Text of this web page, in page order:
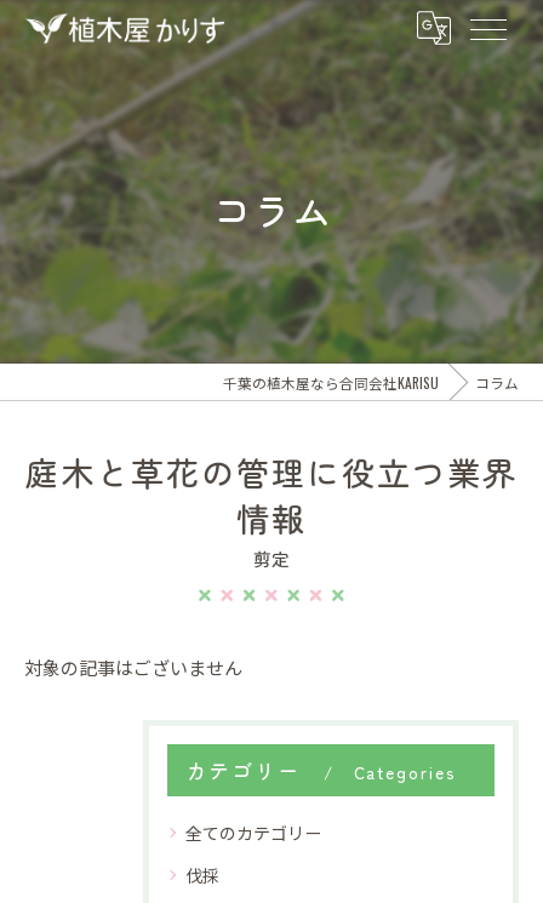
コラム
千葉の植木屋なら合同会社KARISU コラム
庭木と草花の管理に役立つ業界
情報
剪定
対象の記事はございません
カテゴリー Categories
全てのカテゴリー
伐採